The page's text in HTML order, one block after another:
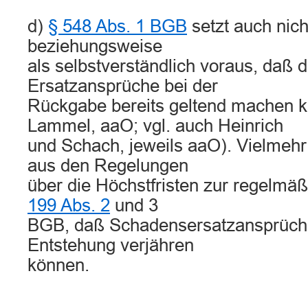
d) § 548 Abs. 1 BGB setzt auch
beziehungsweise
als selbstverständlich voraus, daß
Ersatzansprüche bei der
Rückgabe bereits geltend machen
Lammel, aaO; vgl. auch Heinrich
und Schach, jeweils aaO).
aus den Regelungen
über die Höchstfristen zur
199 Abs. 2 und 3
BGB, daß
Entstehung verjähren
können.